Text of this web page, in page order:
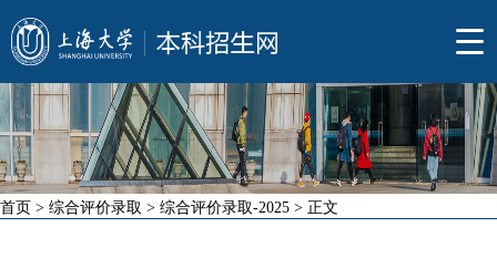
首页 > 综合评价录取 > 综合评价录取-2025 > 正文